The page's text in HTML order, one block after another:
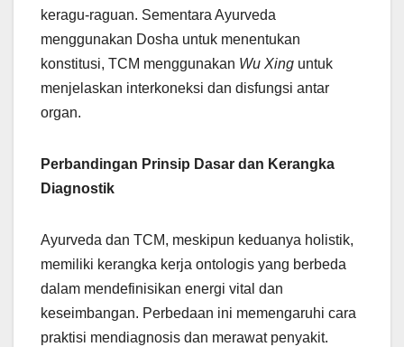
keragu-raguan. Sementara Ayurveda
menggunakan Dosha untuk menentukan
konstitusi, TCM menggunakan Wu Xing untuk
menjelaskan interkoneksi dan disfungsi antar
organ.
Perbandingan Prinsip Dasar dan Kerangka
Diagnostik
Ayurveda dan TCM, meskipun keduanya holistik,
memiliki kerangka kerja ontologis yang berbeda
dalam mendefinisikan energi vital dan
keseimbangan. Perbedaan ini memengaruhi cara
praktisi mendiagnosis dan merawat penyakit.